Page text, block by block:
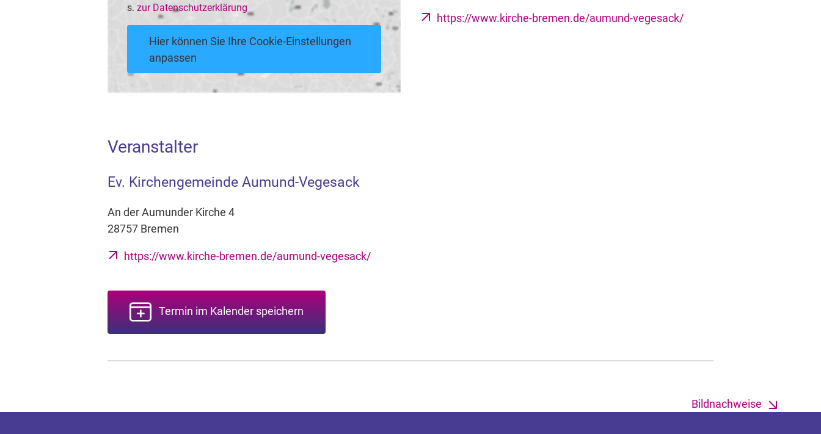
s. zur Datenschutzerklärung
Hier können Sie Ihre Cookie-Einstellungen
anpassen
https://www.kirche-bremen.de/aumund-vegesack/
Veranstalter
Ev. Kirchengemeinde Aumund-Vegesack
An der Aumunder Kirche 4
28757 Bremen
https://www.kirche-bremen.de/aumund-vegesack/
Termin im Kalender speichern
Bildnachweise